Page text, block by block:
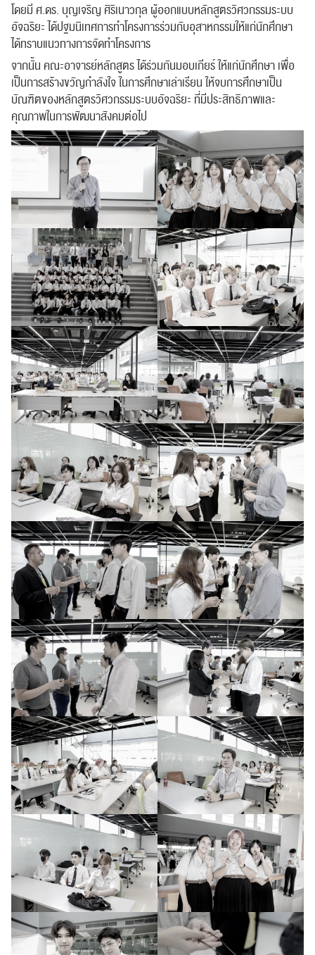
โดยมี ศ.ดร. บุญเจริญ ศิริเนาวกุล ผู้ออกแบบหลักสูตรวิศวกรรมระบบ
อัจฉริยะ ได้ปฐมนิเทศการทำโครงการร่วมกับอุสาหกรรมให้แก่นักศึกษา
ได้ทราบแนวทางการจัดทำโครงการ
จากนั้น คณะอาจารย์หลักสูตร ได้ร่วมกันมอบเกียร์ ให้แก่นักศึกษา เพื่อ
เป็นการสร้างขวัญกำลังใจ ในการศึกษาเล่าเรียนให้จบการศึกษาเป็น
บัณฑิตของหลักสูตรวิศวกรรมระบบอัจฉริยะ ที่มีประสิทธิภาพและ
คุณภาพในการพัฒนาสังคมต่อไป